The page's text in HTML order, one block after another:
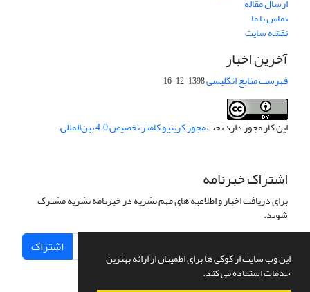
این وب سایت از کوکی ها برای اطمینان از ارائه بهترین
خدمات استفاده می کند.
ارسال مقاله
تماس با ما
نقشه سایت
آخرین اخبار
فهرست منابع انگلیسی1398-12-16
این کار مجوز دارد تحتمجوز کریتیو کامنز تخصیص 4.0 بین‌المللی .
اشتراک خبرنامه
برای دریافت اخبار و اطلاعیه های مهم نشریه در خبرنامه نشریه مشترک
شوید.
اشتراک